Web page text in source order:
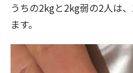
うちの2kgと2kg弱の2人は
ます。